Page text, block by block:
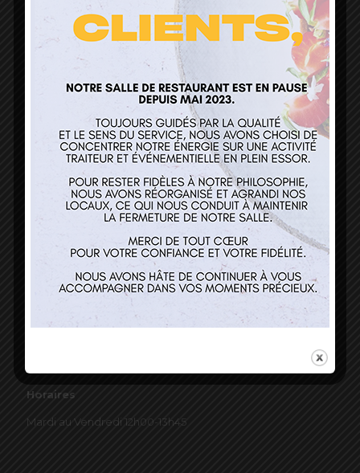
L’Atelier de Guillaume
1 Lieu Dit Sur Les Prés
68160 Sainte Marie Aux Mines
contact@atelierdeguillaume.fr
Nos services
Restaurant
Contact
Horaires
Mardi au Vendredi 12h00-13h45